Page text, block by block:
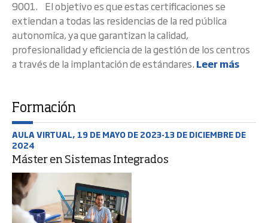
9001. El objetivo es que estas certificaciones se
extiendan a todas las residencias de la red pública
autonomíca, ya que garantizan la calidad,
profesionalidad y eficiencia de la gestión de los centros
a través de la implantación de estándares. Leer más
Formación
AULA VIRTUAL, 19 DE MAYO DE 2023-13 DE DICIEMBRE DE
2024
Máster en Sistemas Integrados